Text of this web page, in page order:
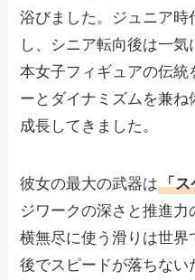
浴びました。ジュニア
し、シニア転向後は一
本女子フィギュアの伝統
ーとダイナミズムを兼
成長してきました。
彼女の最大の武器は「ス
ジワークの深さと推進
横無尽に使う滑りは世
後でスピードが落ちない